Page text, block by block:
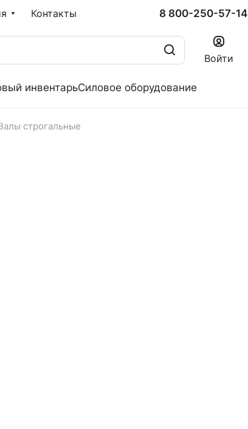
Контакты 8 800-250-57-14
Войти
инвентарьСиловое оборудование
строгальные